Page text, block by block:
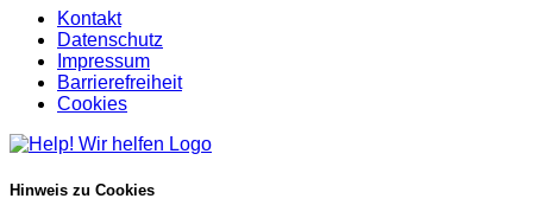
Kontakt
Datenschutz
Impressum
Barrierefreiheit
Cookies
Hinweis zu Cookies